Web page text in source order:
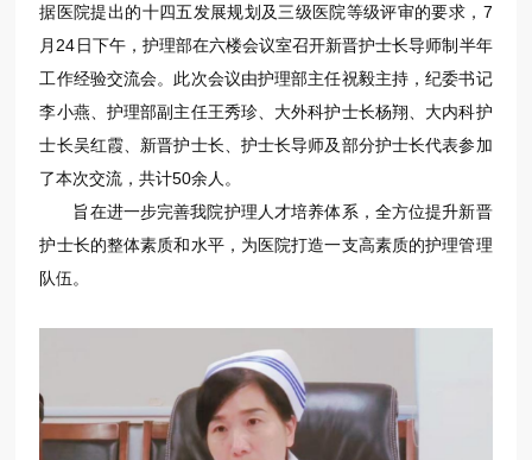
据医院提出的十四五发展规划及三级医院等级评审的要求，7
月24日下午，护理部在六楼会议室召开新晋护士长导师制半年
工作经验交流会。此次会议由护理部主任祝毅主持，纪委书记
李小燕、护理部副主任王秀珍、大外科护士长杨翔、大内科护
士长吴红霞、新晋护士长、护士长导师及部分护士长代表参加
了本次交流，共计50余人。
旨在进一步完善我院护理人才培养体系，全方位提升新晋
护士长的整体素质和水平，为医院打造一支高素质的护理管理
队伍。